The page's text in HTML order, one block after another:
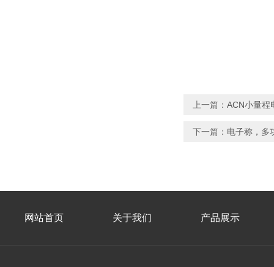
上一篇： ACN小量程
下一篇： 电子称，多
网站首页 关于我们 产品展示